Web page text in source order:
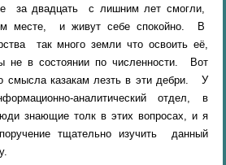
за двадцать с лишним лет смогли,
месте, и живут себе спокойно. В
так много земли что освоить её,
не в состоянии по численности. Вот
смысла казакам лезть в эти дебри. У
аналитический отдел, в
знающие толк в этих вопросах, и я
тщательно изучить данный